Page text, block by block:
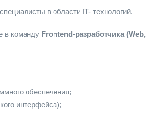
в области IT- технологий.
в команду Frontend-разработчика (Web,
обеспечения;
интерфейса);